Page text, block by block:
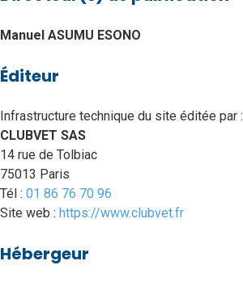
Manuel ASUMU ESONO
Éditeur
Infrastructure technique du site éditée par :
CLUBVET SAS
14 rue de Tolbiac
75013 Paris
Tél : 01 86 76 70 96
Site web : https://www.clubvet.fr
Hébergeur